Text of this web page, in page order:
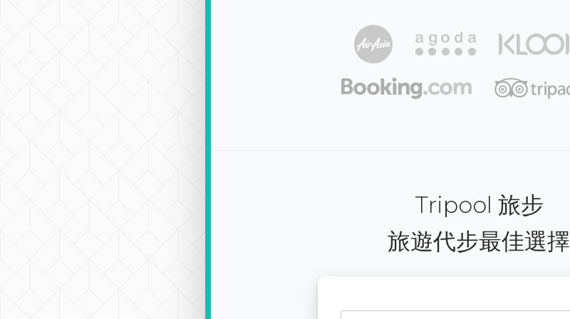
Tripool 旅步
旅遊代步最佳選擇